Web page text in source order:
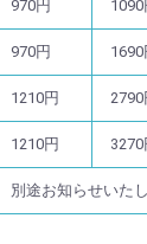
970円 1090
970円 1690
1210円 2790
1210円 3270
別途お知らせいたし